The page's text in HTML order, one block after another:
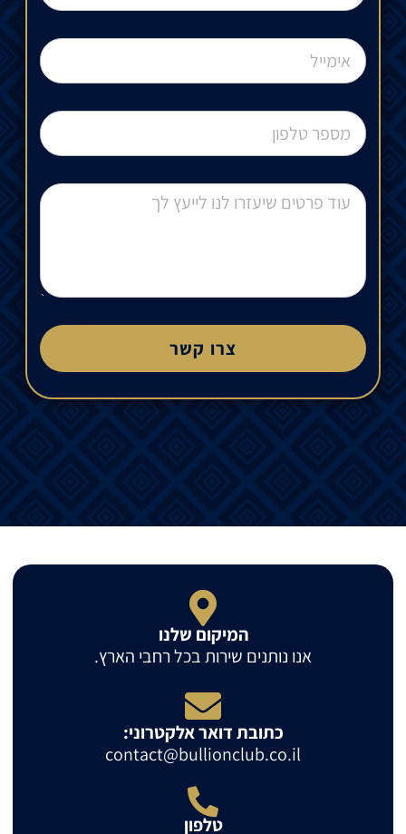
צרו קשר
המיקום שלנו
אנו נותנים שירות בכל רחבי הארץ.
כתובת דואר אלקטרוני:
contact@bullionclub.co.il
טלפון